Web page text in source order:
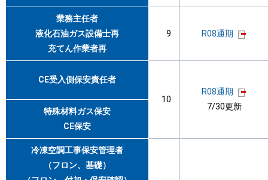
業務主任者
液化石油ガス設備士再
充てん作業者再
9 R08通期
CE受入側保安責任者
10
R08通期
7/30更新
特殊材料ガス保安
CE保安
冷凍空調工事保安管理者
（フロン、基礎）